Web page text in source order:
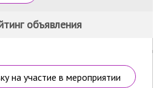
объявления
на участие в мероприятии